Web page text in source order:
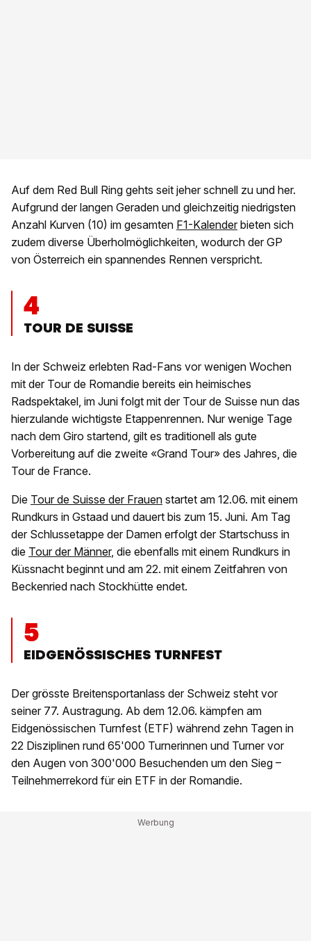
Auf dem Red Bull Ring gehts seit jeher schnell zu und her.
Aufgrund der langen Geraden und gleichzeitig niedrigsten
Anzahl Kurven (10) im gesamten F1-Kalender bieten sich
zudem diverse Überholmöglichkeiten, wodurch der GP
von Österreich ein spannendes Rennen verspricht.
4
TOUR DE SUISSE
In der Schweiz erlebten Rad-Fans vor wenigen Wochen
mit der Tour de Romandie bereits ein heimisches
Radspektakel, im Juni folgt mit der Tour de Suisse nun das
hierzulande wichtigste Etappenrennen. Nur wenige Tage
nach dem Giro startend, gilt es traditionell als gute
Vorbereitung auf die zweite «Grand Tour» des Jahres, die
Tour de France.
Die Tour de Suisse der Frauen startet am 12.06. mit einem
Rundkurs in Gstaad und dauert bis zum 15. Juni. Am Tag
der Schlussetappe der Damen erfolgt der Startschuss in
die Tour der Männer, die ebenfalls mit einem Rundkurs in
Küssnacht beginnt und am 22. mit einem Zeitfahren von
Beckenried nach Stockhütte endet.
5
EIDGENÖSSISCHES TURNFEST
Der grösste Breitensportanlass der Schweiz steht vor
seiner 77. Austragung. Ab dem 12.06. kämpfen am
Eidgenössischen Turnfest (ETF) während zehn Tagen in
22 Disziplinen rund 65'000 Turnerinnen und Turner vor
den Augen von 300'000 Besuchenden um den Sieg –
Teilnehmerrekord für ein ETF in der Romandie.